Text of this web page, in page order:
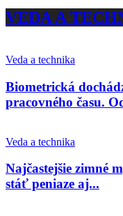
VEDA A
Veda a technika
Biometrická
pracovného času.
Veda a technika
Najčastejšie zimné
stáť peniaze aj...